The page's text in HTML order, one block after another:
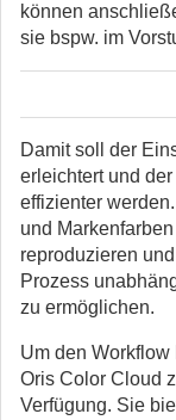
können
sie bspw. im
Damit soll der
erleichtert und
effizienter
und
reproduzieren
Prozess
zu ermöglichen.
Um den
Oris Color Cloud
Verfügung. Sie